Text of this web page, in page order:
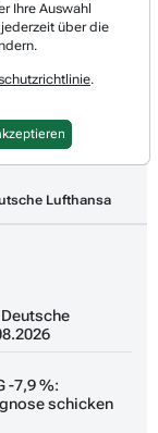
3J 10J Alles
Lufthansa
-7,9 %:
schicken
Ihre Auswahl
über die
.